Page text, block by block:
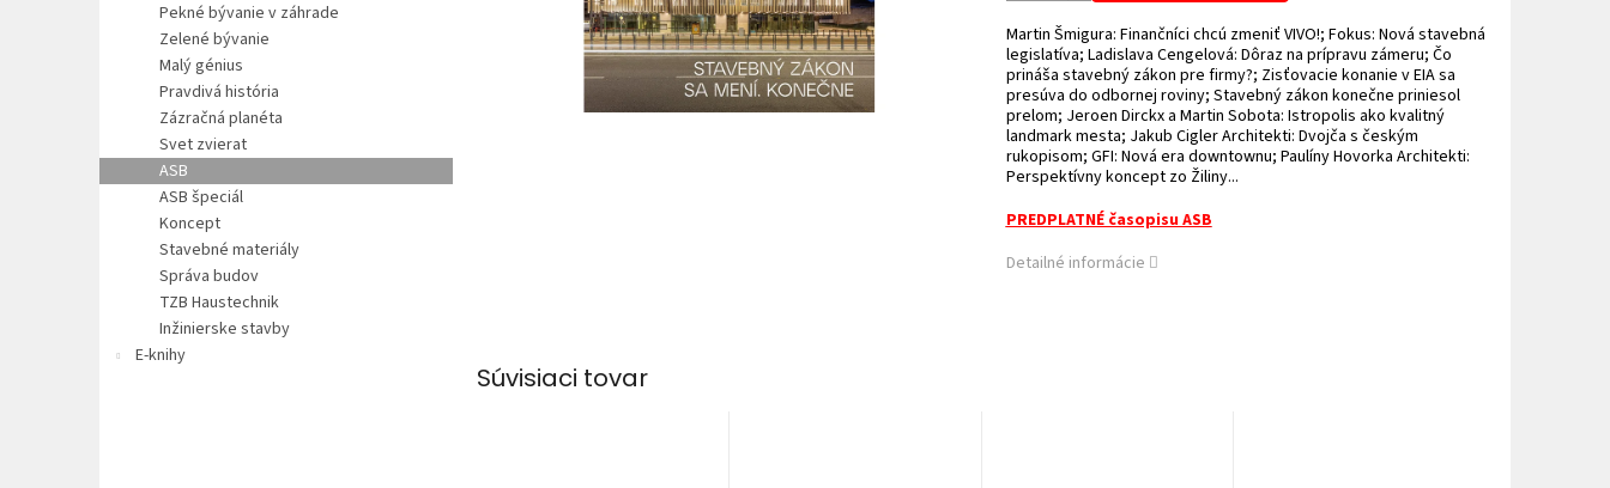
Pekné bývanie v záhrade
Zelené bývanie
Malý génius
Pravdivá história
Zázračná planéta
Svet zvierat
ASB
ASB špeciál
Koncept
Stavebné materiály
Správa budov
TZB Haustechnik
Inžinierske stavby
E-knihy
Martin Šmigura: Finančníci chcú zmeniť VIVO!; Fokus: Nová stavebná
legislatíva; Ladislava Cengelová: Dôraz na prípravu zámeru; Čo
prináša stavebný zákon pre firmy?; Zisťovacie konanie v EIA sa
presúva do odbornej roviny; Stavebný zákon konečne priniesol
prelom; Jeroen Dirckx a Martin Sobota: Istropolis ako kvalitný
landmark mesta; Jakub Cigler Architekti: Dvojča s českým
rukopisom; GFI: Nová era downtownu; Paulíny Hovorka Architekti:
Perspektívny koncept zo Žiliny...
PREDPLATNÉ časopisu ASB
Detailné informácie
Súvisiaci tovar